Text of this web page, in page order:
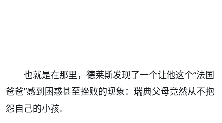
也就是在那里，德莱斯发现了一个让他这个“法国
爸爸”感到困惑甚至挫败的现象：瑞典父母竟然从不抱
怨自己的小孩。